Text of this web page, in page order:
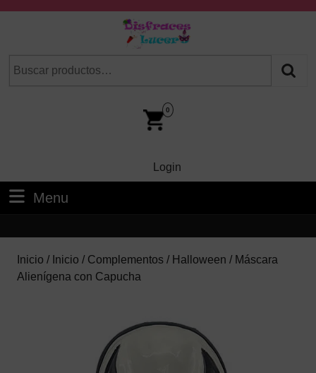
Cuando hay resultados autocompletados, puedes utilizar
0
LoginLogin
Menu
Inicio / Inicio / Complementos / Halloween / Máscara
Alienígena con Capucha